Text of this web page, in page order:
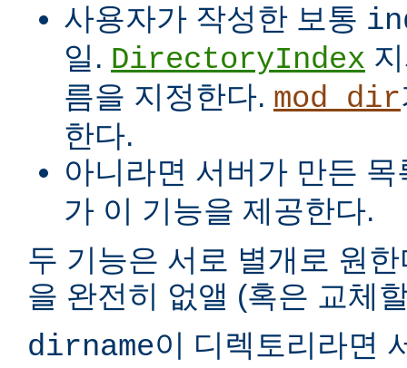
사용자가 작성한 보통
일. DirectoryIndex
름을 지정한다. mod_dir
한다.
아니라면 서버가 만든
가 이 기능을 제공한다.
두 기능은 서로 별개로 원
을 완전히 없앨 (혹은 교체
dirname이 디렉토리라면